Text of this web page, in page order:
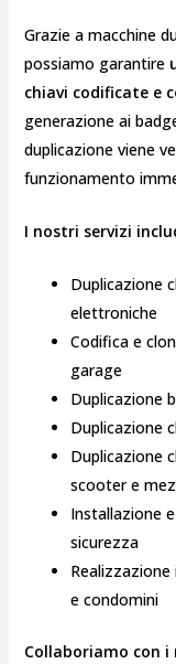
Grazie a macchine
possiamo garantire
chiavi codificate e
generazione ai
duplicazione viene
funzionamento
I nostri servizi
Duplicazione
elettroniche
Codifica e
garage
Duplicazione
Duplicazione
Duplicazione
scooter e
Installazione
sicurezza
e condomini
Collaboriamo con